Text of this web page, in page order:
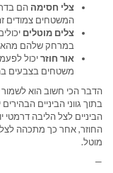
צלי חסימה הם
המשטחים צמודים
צלים מוטלים
במרחק שלהם
אור חוזריכול
משטחים בצבעים
הדבר הכי חשוב הוא לשמור
בתוך גווני הביניים
הביניים לצל הליבה דרמטי
החוזר, אחר כך מתכהה
מוטל.
—